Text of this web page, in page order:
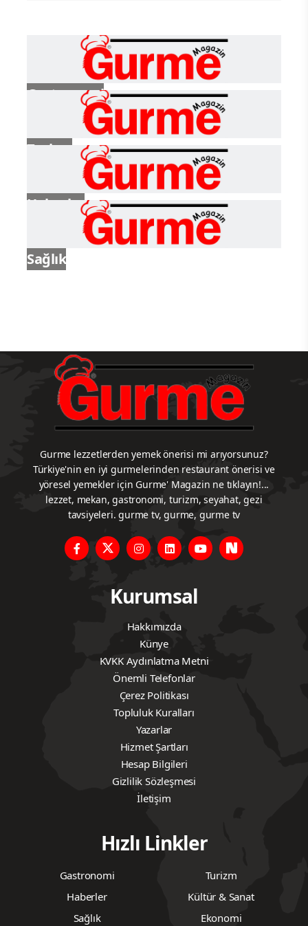
Gastronomi
Turizm
Haberler
Sağlık
Gurme lezzetlerden yemek önerisi mi arıyorsunuz?
Türkiye'nin en iyi gurmelerinden restaurant önerisi ve
yöresel yemekler için Gurme' Magazin ne tıklayın!...
lezzet, mekan, gastronomi, turizm, seyahat, gezi
tavsiyeleri. gurme tv, gurme, gurme tv
Kurumsal
Hakkımızda
Künye
KVKK Aydınlatma Metni
Önemli Telefonlar
Çerez Politikası
Topluluk Kuralları
Yazarlar
Hizmet Şartları
Hesap Bilgileri
Gizlilik Sözleşmesi
İletişim
Hızlı Linkler
Gastronomi
Turizm
Haberler
Kültür & Sanat
Sağlık
Ekonomi